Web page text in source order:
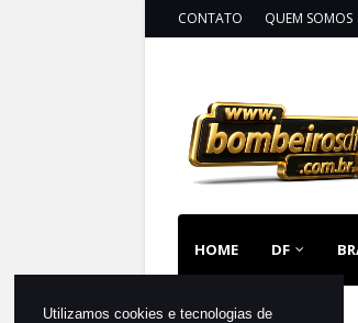
Utilizamos cookies e tecnologias de
CONTATO QUEM SOMOS
HOME DF